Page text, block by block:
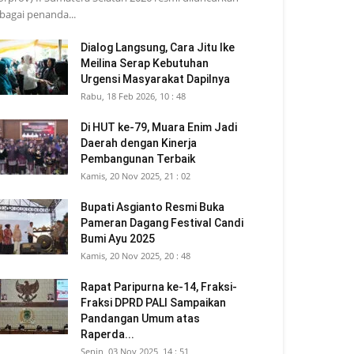
penanda...
Dialog Langsung, Cara Jitu Ike
Meilina Serap Kebutuhan
Urgensi Masyarakat Dapilnya
Rabu, 18 Feb 2026, 10 : 48
Di HUT ke-79, Muara Enim Jadi
Daerah dengan Kinerja
Pembangunan Terbaik
Kamis, 20 Nov 2025, 21 : 02
Bupati Asgianto Resmi Buka
Pameran Dagang Festival Candi
Bumi Ayu 2025
Kamis, 20 Nov 2025, 20 : 48
Rapat Paripurna ke-14, Fraksi-
Fraksi DPRD PALI Sampaikan
Pandangan Umum atas
Raperda...
Senin, 03 Nov 2025, 14 : 51